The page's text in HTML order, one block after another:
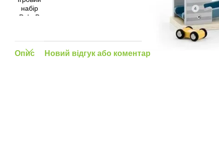
Опис Новий відгук або коментар